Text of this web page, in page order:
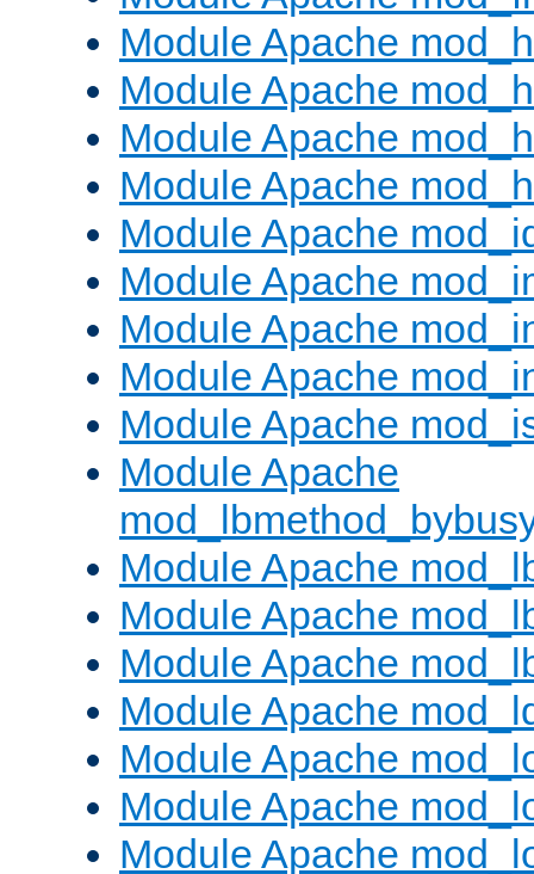
Module Apache
Module Apache
Module Apache
Module Apache
Module Apache
Module Apache
Module Apache
Module Apache
Module Apache
Module Apache
Module Apache
Module Apache
Module Apache
Module Apache
Module Apache
Module Apache
Module Apache